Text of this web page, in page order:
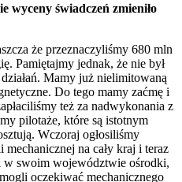
wyceny świadczeń zmieniło
że przeznaczyliśmy 680 mln
Pamiętajmy jednak, że nie był
Mamy już nielimitowaną
Do tego mamy zaćmę i
też za nadwykonania z
pilotaże, które są istotnym
Wczoraj ogłosiliśmy
na cały kraj i teraz
w swoim województwie ośrodki,
oczekiwać mechanicznego